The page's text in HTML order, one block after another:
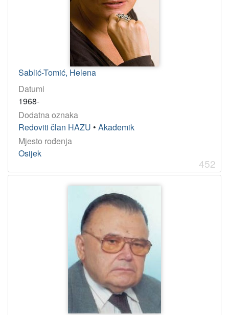
Sablić-Tomić, Helena
Datumi
1968-
Dodatna oznaka
Redoviti član HAZU • Akademik
Mjesto rođenja
Osijek
452